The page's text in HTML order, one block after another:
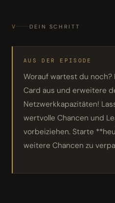
V DEIN SCHRITT
AUS DER EPISODE
Worauf wartest du noch?
Card aus und erweitere
Netzwerkkapazitäten!
wertvolle Chancen und
vorbeiziehen. Starte
weitere Chancen zu